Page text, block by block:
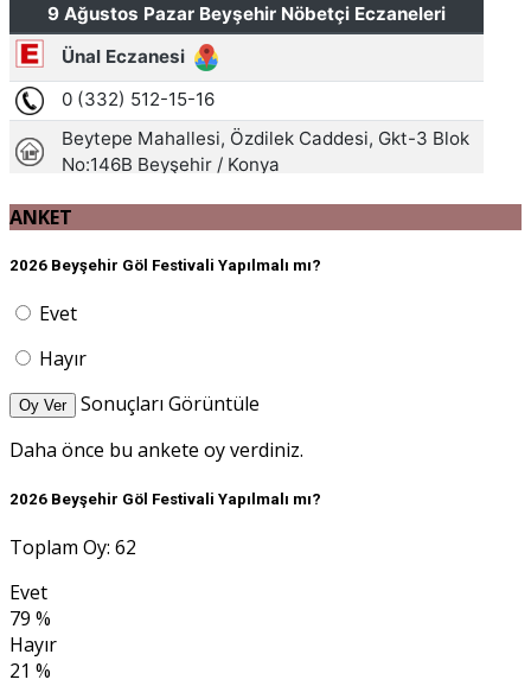
ANKET
2026 Beyşehir Göl Festivali Yapılmalı mı?
Evet
Hayır
Oy Ver
Sonuçları Görüntüle
Daha önce bu ankete oy verdiniz.
2026 Beyşehir Göl Festivali Yapılmalı mı?
Toplam Oy: 62
Evet
79 %
Hayır
21 %